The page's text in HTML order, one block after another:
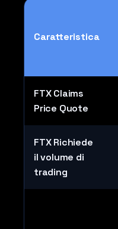
Caratteristica
FTX Claims
Price Quote
FTX Richiede
il volume di
trading